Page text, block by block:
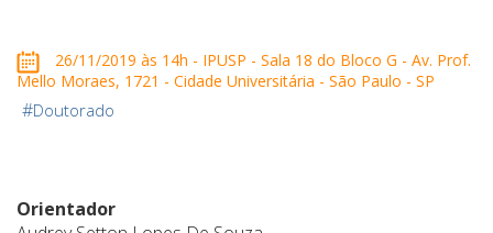
26/11/2019 às 14h - IPUSP - Sala 18 do Bloco G - Av. Prof.
Mello Moraes, 1721 - Cidade Universitária - São Paulo - SP
#Doutorado
Orientador